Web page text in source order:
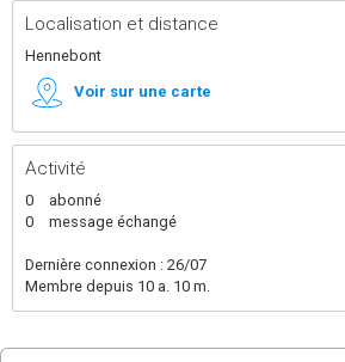
Localisation et distance
Hennebont
Voir sur une carte
Activité
0
abonné
0
message échangé
Dernière connexion : 26/07
Membre depuis 10 a. 10 m.